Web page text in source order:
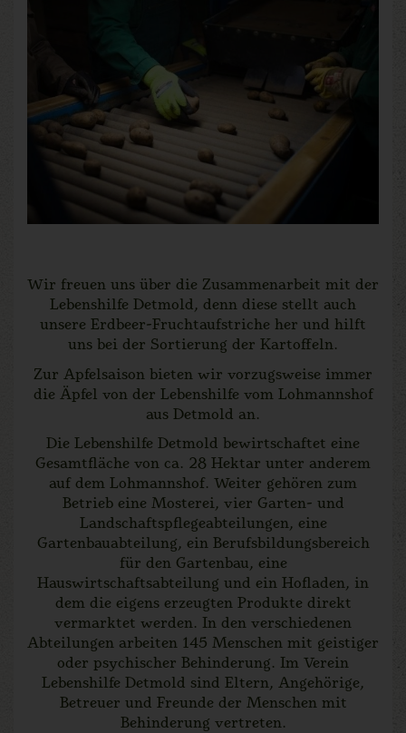
Wir freuen uns über die Zusammenarbeit mit der
Lebenshilfe Detmold, denn diese stellt auch
unsere Erdbeer-Fruchtaufstriche her und hilft
uns bei der Sortierung der Kartoffeln.
Zur Apfelsaison bieten wir vorzugsweise immer
die Äpfel von der Lebenshilfe vom Lohmannshof
aus Detmold an.
Die Lebenshilfe Detmold bewirtschaftet eine
Gesamtfläche von ca. 28 Hektar unter anderem
auf dem Lohmannshof. Weiter gehören zum
Betrieb eine Mosterei, vier Garten- und
Landschaftspflegeabteilungen, eine
Gartenbauabteilung, ein Berufsbildungsbereich
für den Gartenbau, eine
Hauswirtschaftsabteilung und ein Hofladen, in
dem die eigens erzeugten Produkte direkt
vermarktet werden. In den verschiedenen
Abteilungen arbeiten 145 Menschen mit geistiger
oder psychischer Behinderung. Im Verein
Lebenshilfe Detmold sind Eltern, Angehörige,
Betreuer und Freunde der Menschen mit
Behinderung vertreten.